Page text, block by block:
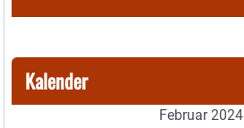
Kalender
Februar 2024